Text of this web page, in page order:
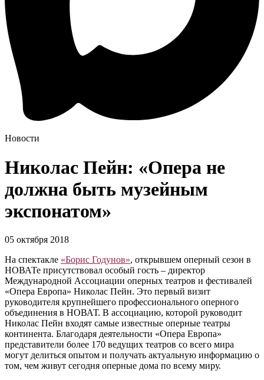
Новости
Николас Пейн: «Опера не
должна быть музейным
экспонатом»
05 октября 2018
На спектакле «Борис Годунов», открывшем оперный сезон в
НОВАТе присутствовал особый гость – директор
Международной Ассоциации оперных театров и фестивалей
«Опера Европа» Николас Пейн. Это первый визит
руководителя крупнейшего профессионального оперного
объединения в НОВАТ. В ассоциацию, которой руководит
Николас Пейн входят самые известные оперные театры
континента. Благодаря деятельности «Опера Европа»
представители более 170 ведущих театров со всего мира
могут делиться опытом и получать актуальную информацию о
том, чем живут сегодня оперные дома по всему миру.